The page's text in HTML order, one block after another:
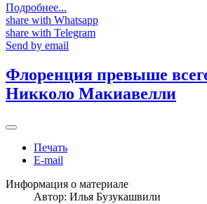
Подробнее...
share with Whatsapp
share with Telegram
Send by email
Флоренция превыше
Никколо Макиавелли
Печать
E-mail
Информация о материале
Автор: Илья Бузукашвили